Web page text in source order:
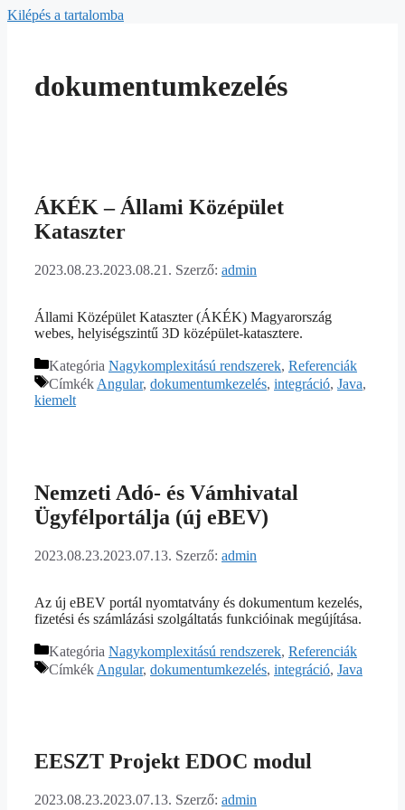
Kilépés a tartalomba
dokumentumkezelés
ÁKÉK – Állami Középület
Kataszter
2023.08.23.2023.08.21. Szerző: admin
Állami Középület Kataszter (ÁKÉK) Magyarország
webes, helyiségszintű 3D középület-katasztere.
Kategória Nagykomplexitású rendszerek, Referenciák
Címkék Angular, dokumentumkezelés, integráció, Java,
kiemelt
Nemzeti Adó- és Vámhivatal
Ügyfélportálja (új eBEV)
2023.08.23.2023.07.13. Szerző: admin
Az új eBEV portál nyomtatvány és dokumentum kezelés,
fizetési és számlázási szolgáltatás funkcióinak megújítása.
Kategória Nagykomplexitású rendszerek, Referenciák
Címkék Angular, dokumentumkezelés, integráció, Java
EESZT Projekt EDOC modul
2023.08.23.2023.07.13. Szerző: admin